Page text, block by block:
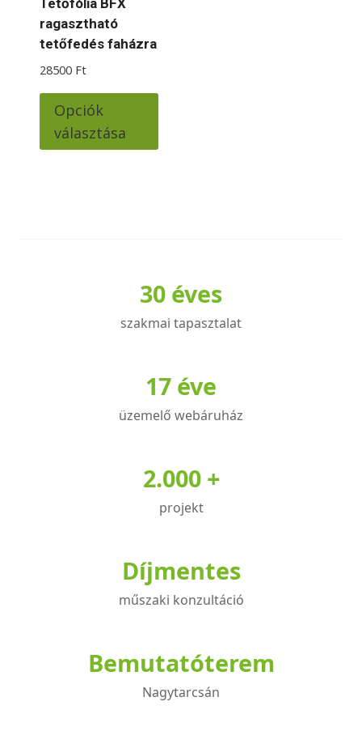
ragasztható
tetőfedés faházra
28500 Ft
Opciók
választása
terméknek
termékoldalon
választhatók
30 éves
szakmai tapasztalat
17 éve
üzemelő webáruház
2.000 +
projekt
Díjmentes
műszaki konzultáció
Bemutatóterem
Nagytarcsán